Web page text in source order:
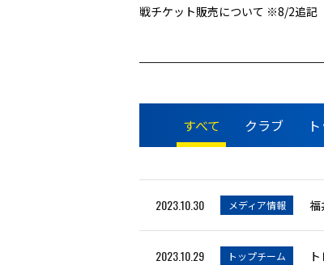
戦チケット販売について ※8/2追記
すべて クラブ
2023.10.30 メディア情報 福
2023.10.29 トップチーム